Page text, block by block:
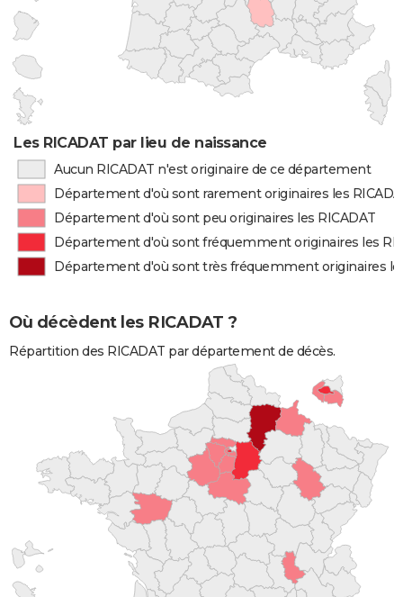
Les RICADAT par lieu de naissance
Aucun RICADAT n'est originaire de ce département
Département d'où sont rarement originaires les
Département d'où sont peu originaires les RICADAT
Département d'où sont fréquemment originaires les
Département d'où sont très fréquemment originaires
Où décèdent les RICADAT ?
Répartition des RICADAT par département de décès.